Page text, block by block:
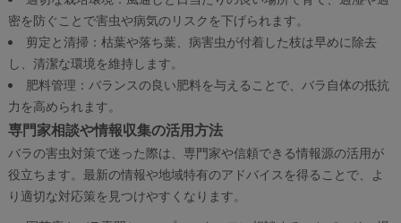
密を防ぐことで害虫や病気のリスクを下げられます。
剪定と清掃：枯葉や落ち葉、病害虫が付着した枝は早めに除去
し、清潔な環境を維持します。
肥料管理：バランスの良い肥料を与えることで、バラ自体の抵抗
力を高められます。
専門家相談や情報収集の活用方法
バラの害虫対策で迷った際は、専門家や信頼できる情報源の活用が
役立ちます。最新の情報や地域特有のアドバイスを得ることで、よ
り適切な対応策を見つけやすくなります。